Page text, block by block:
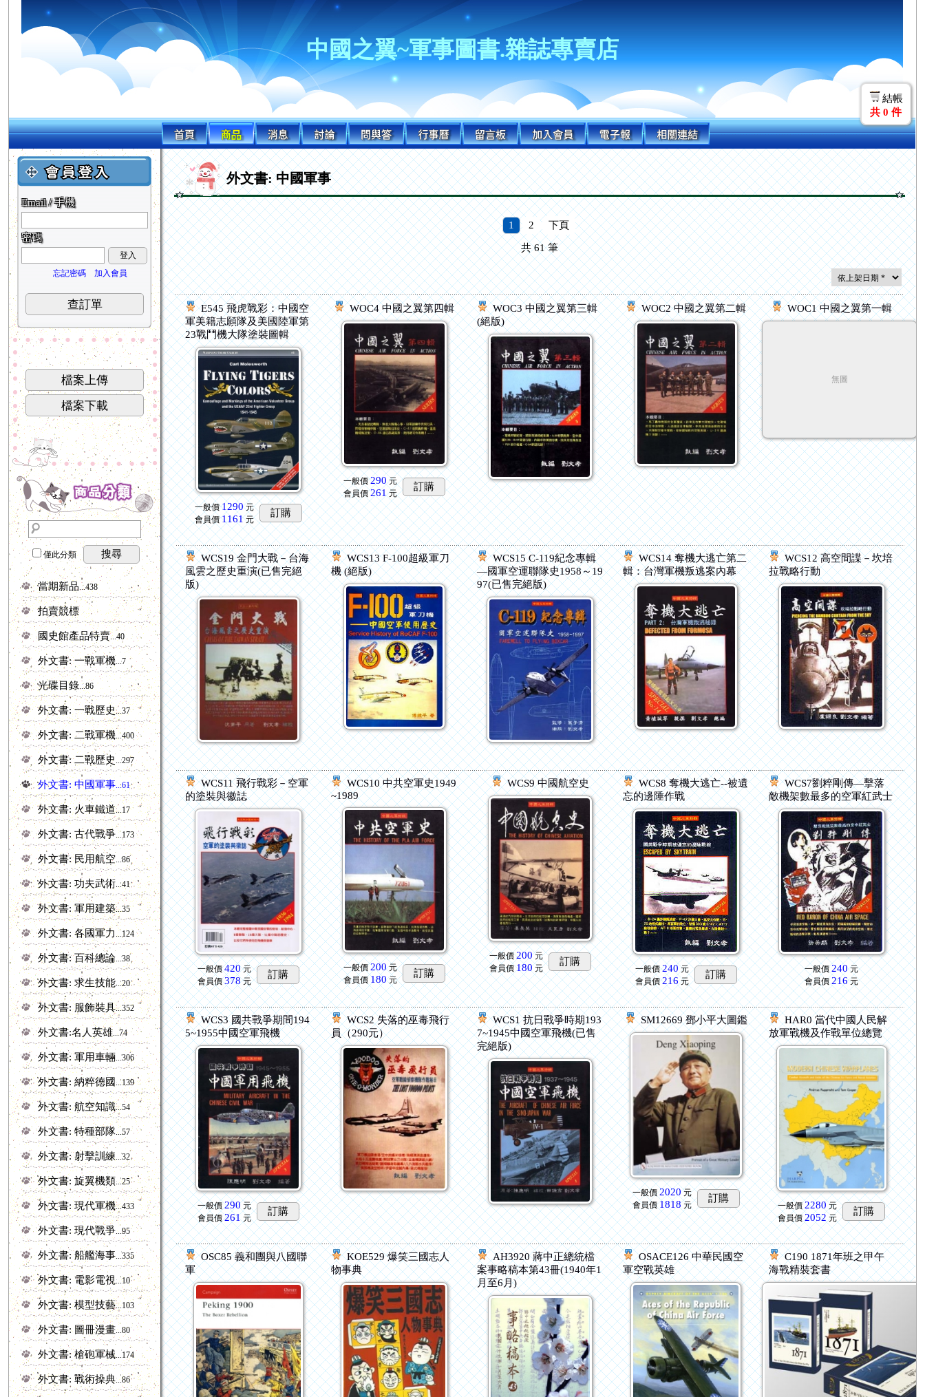
結帳
共 0 件
中國之翼~軍事圖書.雜誌專賣店
Email / 手機
密碼
登入
忘記密碼
加入會員
查訂單
檔案上傳
檔案下載
僅此分類 搜尋
當期新品 ...438
拍賣競標
國史館產品特賣...40
外文書: 一戰軍機 ...7
光碟目錄 ...86
外文書: 一戰歷史...37
外文書: 二戰軍機 ...400
外文書: 二戰歷史 ...297
外文書: 中國軍事 ...61
外文書: 火車鐵道...17
外文書: 古代戰爭 ...173
外文書: 民用航空 ...86
外文書: 功夫武術...41
外文書: 軍用建築...35
外文書: 各國軍力 ...124
外文書: 百科總論 ...38
外文書: 求生技能...20
外文書: 服飾裝具...352
外文書:名人英雄 ...74
外文書: 軍用車輛 ...306
外文書: 納粹德國...139
外文書: 航空知識...54
外文書: 特種部隊...57
外文書: 射擊訓練 ...32
外文書: 旋翼機類...25
外文書: 現代軍機...433
外文書: 現代戰爭...95
外文書: 船艦海事 ...335
外文書: 電影電視 ...10
外文書: 模型技藝...103
外文書: 圖冊漫畫...80
外文書: 槍砲軍械 ...174
外文書: 戰術操典...86
外文書: 中國軍事
1 2 下頁
共61筆
E545 飛虎戰彩：中國空
軍美籍志願隊及美國陸軍第
23戰鬥機大隊塗裝圖輯
一般價 1290元
會員價 1161元
訂購
WOC4 中國之翼第四輯
一般價 290元
會員價 261元
訂購
WOC3 中國之翼第三輯
(絕版)
WOC2 中國之翼第二輯 WOC1 中國之翼第一輯
無圖
WCS19 金門大戰－台海
風雲之歷史重演(已售完絕
版)
WCS13 F-100超級軍刀
機 (絕版)
WCS15 C-119紀念專輯
—國軍空運聯隊史1958～19
97(已售完絕版)
WCS14 奪機大逃亡第二
輯：台灣軍機叛逃案內幕
WCS12 高空間諜－坎培
拉戰略行動
WCS11 飛行戰彩－空軍
的塗裝與徽誌
一般價 420元
會員價 378元
訂購
WCS10 中共空軍史1949
~1989
一般價 200元
會員價 180元
訂購
WCS9 中國航空史
一般價 200元
會員價 180元
訂購
WCS8 奪機大逃亡--被遺
忘的邊陲作戰
一般價 240 元
會員價 216元
訂購
WCS7劉粹剛傳—擊落
敵機架數最多的空軍紅武士
一般價 240元
會員價 216元
WCS3 國共戰爭期間194
5~1955中國空軍飛機
一般價 290元
會員價 261元
訂購
WCS2 失落的巫毒飛行
員（290元）
WCS1 抗日戰爭時期193
7~1945中國空軍飛機(已售
完絕版)
SM12669 鄧小平大圖鑑
一般價 2020元
會員價 1818元
訂購
HAR0 當代中國人民解
放軍戰機及作戰單位總覽
一般價 2280 元
會員價 2052 元
訂購
OSC85 義和團與八國聯
軍
KOE529 爆笑三國志人
物事典
AH3920 蔣中正總統檔
案事略稿本第43冊(1940年1
月至6月)
OSACE126 中華民國空
軍空戰英雄
C190 1871年班之甲午
海戰精裝套書